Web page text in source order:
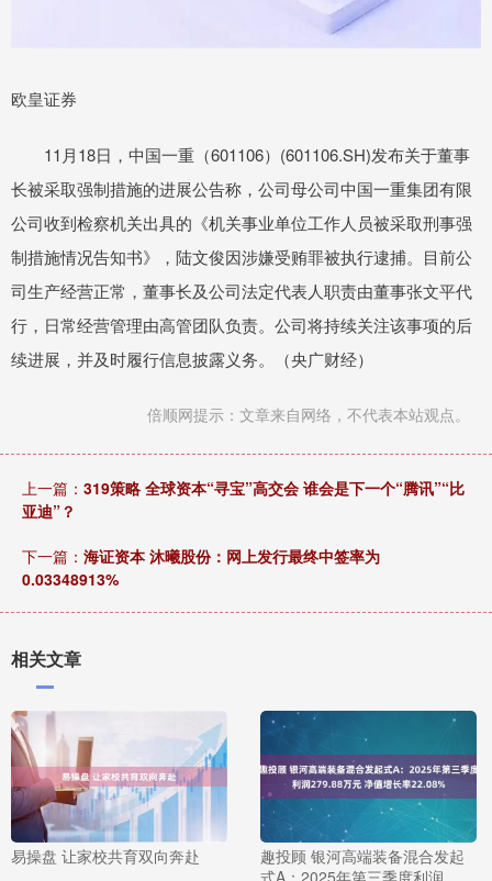
欧皇证券
11月18日，中国一重（601106）(601106.SH)发布关于董事
长被采取强制措施的进展公告称，公司母公司中国一重集团有限
公司收到检察机关出具的《机关事业单位工作人员被采取刑事强
制措施情况告知书》，陆文俊因涉嫌受贿罪被执行逮捕。目前公
司生产经营正常，董事长及公司法定代表人职责由董事张文平代
行，日常经营管理由高管团队负责。公司将持续关注该事项的后
续进展，并及时履行信息披露义务。（央广财经）
倍顺网提示：文章来自网络，不代表本站观点。
上一篇： 319策略 全球资本“寻宝”高交会 谁会是下一个“腾讯”“比
亚迪”？
下一篇： 海证资本 沐曦股份：网上发行最终中签率为
0.03348913%
相关文章
易操盘 让家校共育双向奔赴
趣投顾 银河高端装备混合发起